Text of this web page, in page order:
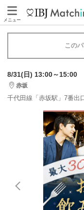
メニュー
この
8/31(日) 13:00～15:00
赤坂
千代田線「赤坂駅」7番出